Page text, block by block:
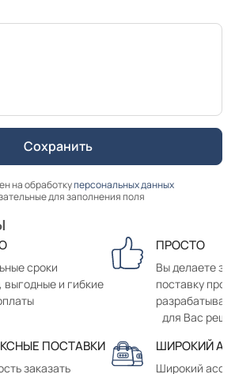
на обработкуперсональных данных
для заполнения поля
сроки
выгодные и гибкие
ПРОСТО
Вы делаете
поставку
для Вас
ПОСТАВКИ
заказать
ШИРОКИЙ
Широкий